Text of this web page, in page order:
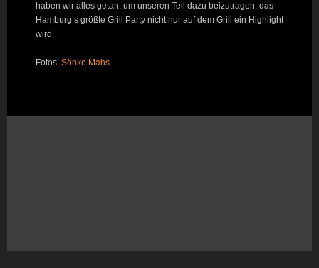
haben wir alles getan, um unseren Teil dazu beizutragen, das
Hamburg’s größte Grill Party nicht nur auf dem Grill ein Highlight
wird.
Fotos: Sönke Mahs